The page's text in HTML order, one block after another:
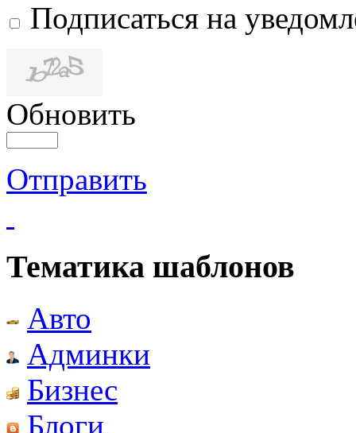
Подписаться на
Обновить
Отправить
Тематика шаблонов
Авто
Админки
Бизнес
Блоги